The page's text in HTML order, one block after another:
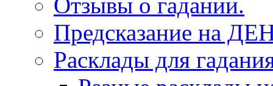
Предсказание на
Расклады для